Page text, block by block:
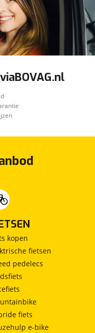
kopen
fietsen
pedelecs
fiets
e-bike